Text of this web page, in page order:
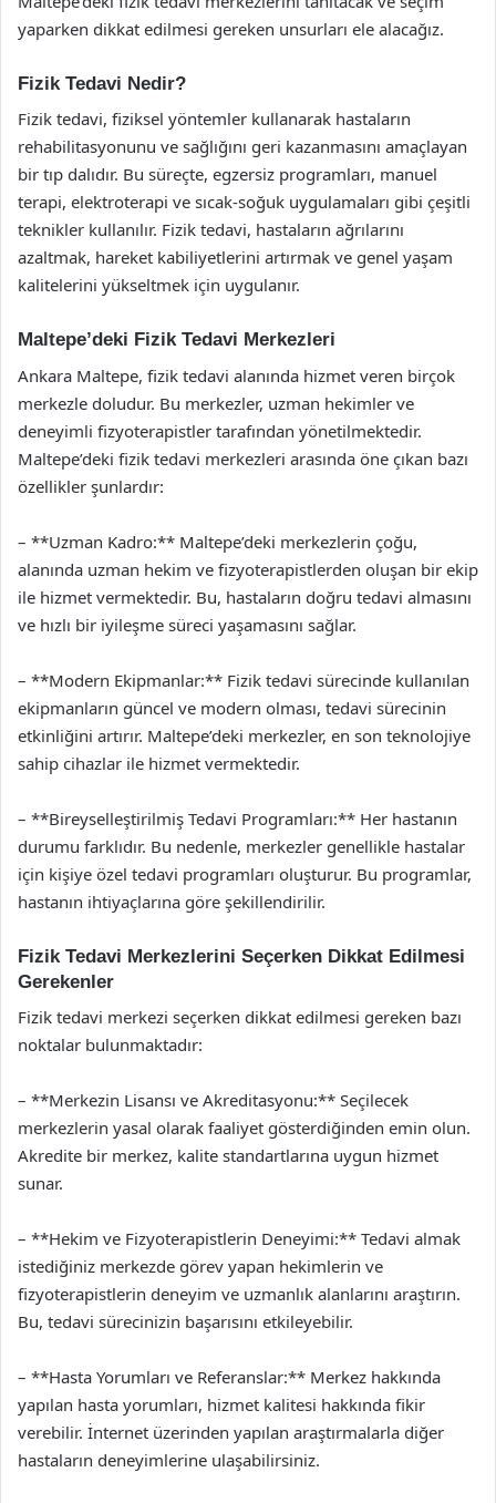
yaparken dikkat edilmesi gereken unsurları ele alacağız.
Fizik Tedavi Nedir?
Fizik tedavi, fiziksel yöntemler kullanarak hastaların
rehabilitasyonunu ve sağlığını geri kazanmasını amaçlayan
bir tıp dalıdır. Bu süreçte, egzersiz programları, manuel
terapi, elektroterapi ve sıcak-soğuk uygulamaları gibi çeşitli
teknikler kullanılır. Fizik tedavi, hastaların ağrılarını
azaltmak, hareket kabiliyetlerini artırmak ve genel yaşam
kalitelerini yükseltmek için uygulanır.
Maltepe’deki Fizik Tedavi Merkezleri
Ankara Maltepe, fizik tedavi alanında hizmet veren birçok
merkezle doludur. Bu merkezler, uzman hekimler ve
deneyimli fizyoterapistler tarafından yönetilmektedir.
Maltepe’deki fizik tedavi merkezleri arasında öne çıkan bazı
özellikler şunlardır:
– **Uzman Kadro:** Maltepe’deki merkezlerin çoğu,
alanında uzman hekim ve fizyoterapistlerden oluşan bir ekip
ile hizmet vermektedir. Bu, hastaların doğru tedavi almasını
ve hızlı bir iyileşme süreci yaşamasını sağlar.
– **Modern Ekipmanlar:** Fizik tedavi sürecinde kullanılan
ekipmanların güncel ve modern olması, tedavi sürecinin
etkinliğini artırır. Maltepe’deki merkezler, en son teknolojiye
sahip cihazlar ile hizmet vermektedir.
– **Bireyselleştirilmiş Tedavi Programları:** Her hastanın
durumu farklıdır. Bu nedenle, merkezler genellikle hastalar
için kişiye özel tedavi programları oluşturur. Bu programlar,
hastanın ihtiyaçlarına göre şekillendirilir.
Fizik Tedavi Merkezlerini Seçerken Dikkat Edilmesi
Gerekenler
Fizik tedavi merkezi seçerken dikkat edilmesi gereken bazı
noktalar bulunmaktadır:
– **Merkezin Lisansı ve Akreditasyonu:** Seçilecek
merkezlerin yasal olarak faaliyet gösterdiğinden emin olun.
Akredite bir merkez, kalite standartlarına uygun hizmet
sunar.
– **Hekim ve Fizyoterapistlerin Deneyimi:** Tedavi almak
istediğiniz merkezde görev yapan hekimlerin ve
fizyoterapistlerin deneyim ve uzmanlık alanlarını araştırın.
Bu, tedavi sürecinizin başarısını etkileyebilir.
– **Hasta Yorumları ve Referanslar:** Merkez hakkında
yapılan hasta yorumları, hizmet kalitesi hakkında fikir
verebilir. İnternet üzerinden yapılan araştırmalarla diğer
hastaların deneyimlerine ulaşabilirsiniz.